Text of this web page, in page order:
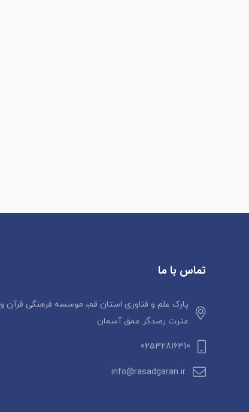
تماس با ما
پارک علم و فناوری استان قم، موسسه فرهنگی قرآن و
عترت رصدگر عمق آسمان
02532816310
info@rasadgaran.ir